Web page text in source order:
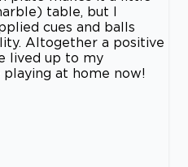
table, but I
cues and balls
Altogether a positive
lived up to my
at home now!